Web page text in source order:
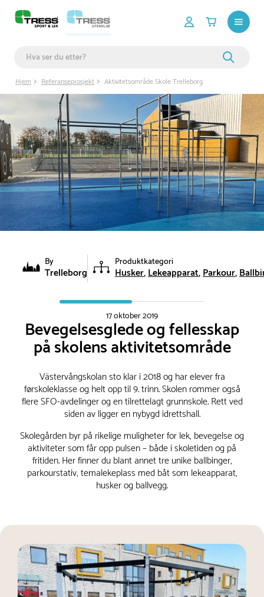
Hjem Referanseprosjekt Aktivitetsområde Skole Trelleborg
By
Trelleborg
Produktkategori
Husker Lekeapparat Parkour
17 oktober 2019
Bevegelsesglede og fellesskap
på skolens aktivitetsområde
Västervångskolan sto klar i 2018 og har elever fra
førskoleklasse og helt opp til 9. trinn. Skolen rommer også
flere SFO-avdelinger og en tilrettelagt grunnskole. Rett ved
siden av ligger en nybygd idrettshall.
Skolegården byr på rikelige muligheter for lek, bevegelse og
aktiviteter som får opp pulsen – både i skoletiden og på
fritiden. Her finner du blant annet tre unike ballbinger,
parkourstativ, temalekeplass med båt som lekeapparat,
husker og ballvegg.